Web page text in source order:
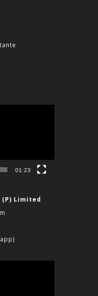
01:23
Limited